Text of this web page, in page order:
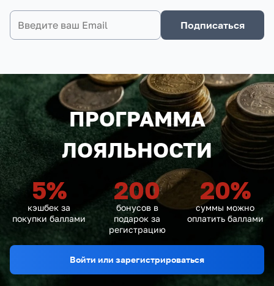
Подписаться
ПРОГРАММА
ЛОЯЛЬНОСТИ
5%
кэшбек за
покупки баллами
200
бонусов в
подарок за
регистрацию
20%
суммы можно
оплатить баллами
Войти или зарегистрироваться